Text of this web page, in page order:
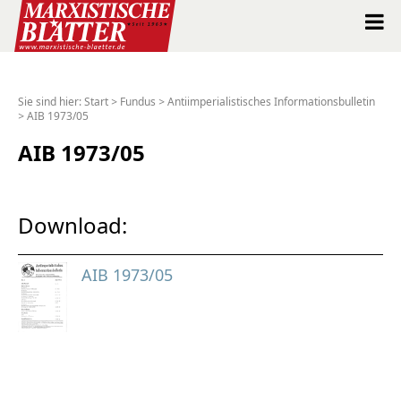
Alle Ausgaben seit 1963
Shop
Abo
Spenden
Sie sind hier:Start > Fundus >Antiimperialistisches Informationsbulletin
>AIB 1973/05
AIB 1973/05
Download:
AIB 1973/05